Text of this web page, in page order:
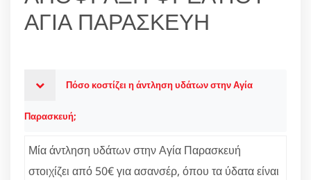
ΑΓΙΑ ΠΑΡΑΣΚΕΥΗ
Πόσο κοστίζει η άντληση υδάτων στην Αγία
Παρασκευή;
Μία άντληση υδάτων στην Αγία Παρασκευή
στοιχίζει από 50€ για ασανσέρ, όπου τα ύδατα είναι